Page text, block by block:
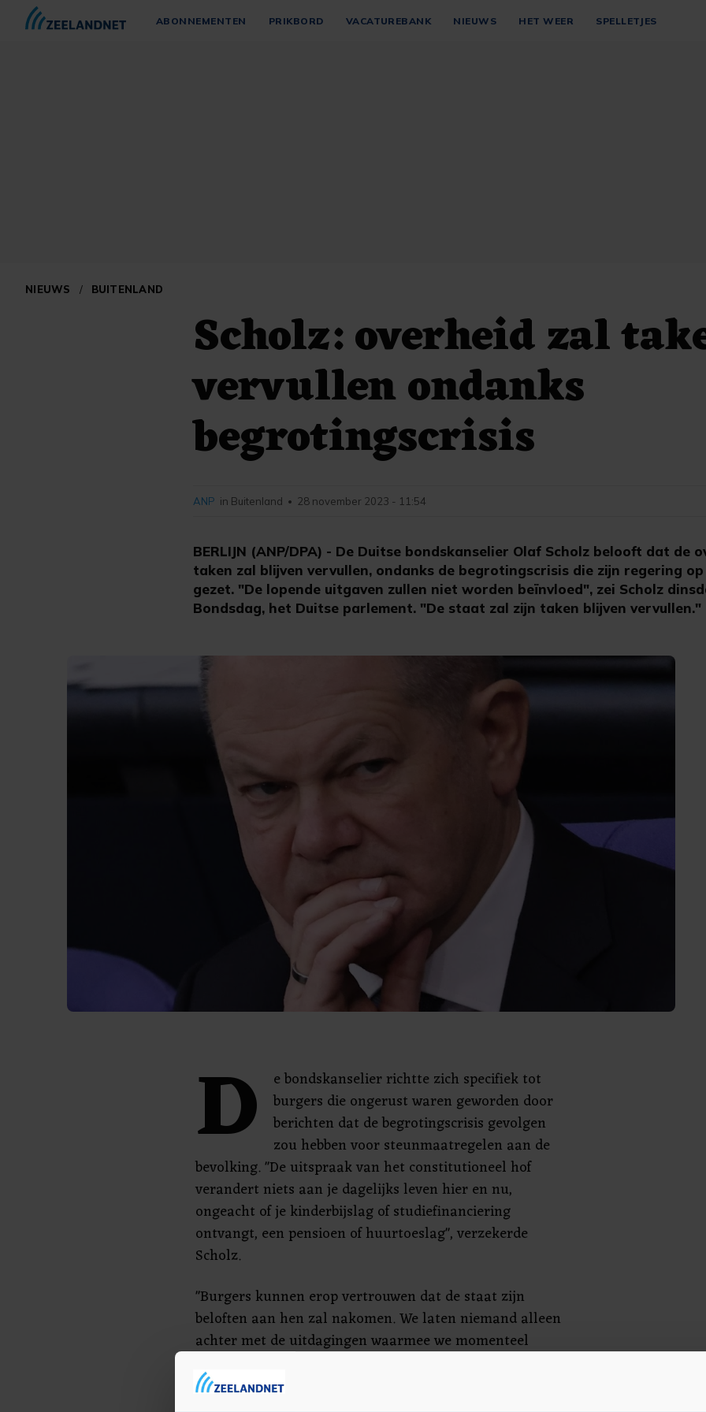
ABONNEMENTEN PRIKBORD VACATUREBANK NIEUWS HET WEER SPELLETJES
NIEUWS / BUITENLAND
Scholz: overheid zal
vervullen ondanks
begrotingscrisis
BERLIJN (ANP/DPA) - De Duitse bondskanselier Olaf Scholz belooft dat de
taken zal blijven vervullen, ondanks de begrotingscrisis die zijn regering
gezet. "De lopende uitgaven zullen niet worden beïnvloed", zei Scholz
Bondsdag, het Duitse parlement. "De staat zal zijn taken blijven vervullen."
ANP in Buitenland • 28 november 2023 - 11:54
D
e bondskanselier richtte zich specifiek tot
burgers die ongerust waren geworden door
berichten dat de begrotingscrisis gevolgen
zou hebben voor steunmaatregelen aan de
bevolking. "De uitspraak van het constitutioneel hof
verandert niets aan je dagelijks leven hier en nu,
ongeacht of je kinderbijslag of studiefinanciering
ontvangt, een pensioen of huurtoeslag", verzekerde
Scholz.
"Burgers kunnen erop vertrouwen dat de staat zijn
beloften aan hen zal nakomen. We laten niemand alleen
achter met de uitdagingen waarmee we momenteel